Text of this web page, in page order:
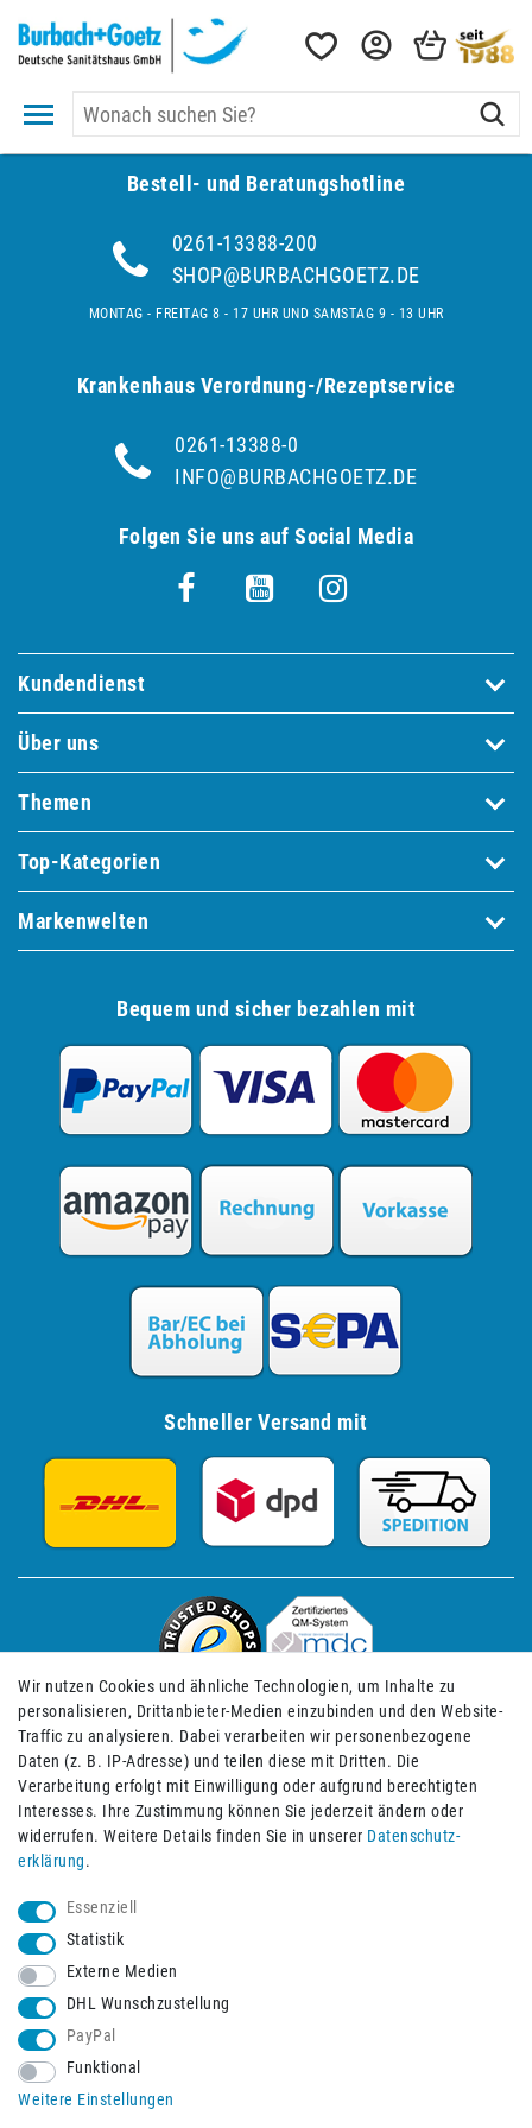
Bestell- und Be­ra­tungs­hot­line
0261-13388-200
SHOP@BURBACHGOETZ.DE
MONTAG - FREITAG 8 - 17 UHR UND SAMSTAG 9 - 13 UHR
Krankenhaus Verordnung-/Rezeptservice
0261-13388-0
INFO@BURBACHGOETZ.DE
Folgen Sie uns auf Social Media
Kundendienst
Über uns
Themen
Top-Kategorien
Markenwelten
Bequem und sicher bezahlen mit
Schneller Versand mit
Impressum Daten­schutz­erklärung AGB
Wir nutzen Cookies und ähnliche Technologien, um Inhalte zu
personalisieren, Drittanbieter-Medien einzubinden und den Website-
Traffic zu analysieren. Dabei verarbeiten wir personenbezogene
Daten (z. B. IP-Adresse) und teilen diese mit Dritten. Die
Verarbeitung erfolgt mit Einwilligung oder aufgrund berechtigten
Interesses. Ihre Zustimmung können Sie jederzeit ändern oder
widerrufen. Weitere Details finden Sie in unserer Daten­schutz­
erklärung.
Essenziell
Statistik
Externe Medien
DHL Wunschzustellung
PayPal
Funktional
Weitere Einstellungen